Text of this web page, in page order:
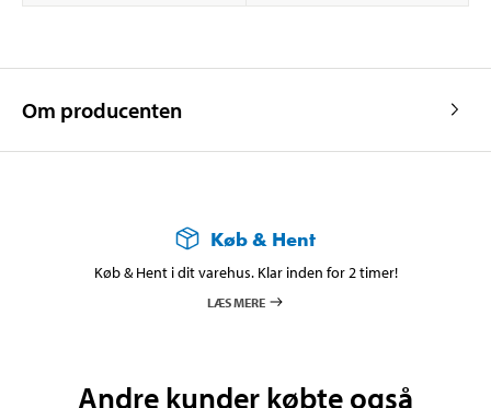
Om producenten
Køb & Hent
Køb & Hent i dit varehus. Klar inden for 2 timer!
LÆS MERE
Andre kunder købte også